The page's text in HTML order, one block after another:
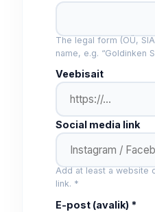
The legal form (OÜ,
name, e.g. “Goldinken
Veebisait
Social media link
Add at least a website
link. *
E-post (avalik) *